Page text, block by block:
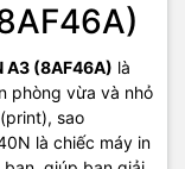
A3 (8AF46A) là
phòng vừa và nhỏ
sao
là chiếc máy in
màu(Scan).